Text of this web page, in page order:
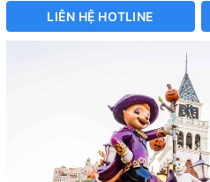
LIÊN HỆ HOTLINE